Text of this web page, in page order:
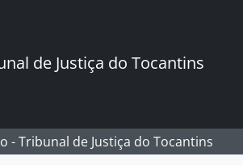
de Justiça do Tocantins
- Tribunal de Justiça do Tocantins